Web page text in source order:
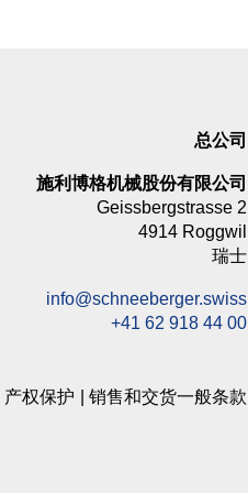
总公司
施利博格机械股份有限公司
Geissbergstrasse 2
4914 Roggwil
瑞士
info@schneeberger.swiss
+41 62 918 44 00
产权保护 销售和交货一般条款